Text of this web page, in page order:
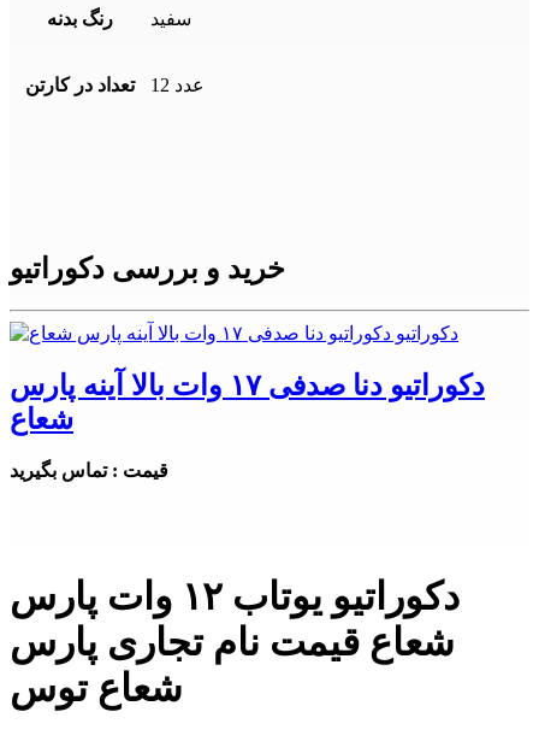
رنگ بدنه سفید
تعداد در کارتن 12 عدد
خرید و بررسی دکوراتیو
دکوراتیو دنا صدفی ۱۷ وات بالا آینه پارس
شعاع
قیمت : تماس بگیرید
دکوراتیو یوتاب ۱۲ وات پارس
شعاع قیمت نام تجاری پارس
شعاع توس